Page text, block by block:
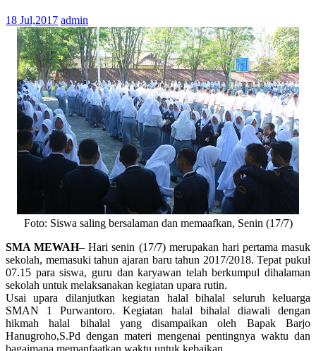
18 Jul,2017 admin
Foto: Siswa saling bersalaman dan memaafkan, Senin (17/7)
SMA MEWAH– Hari senin (17/7) merupakan hari pertama masuk
sekolah, memasuki tahun ajaran baru tahun 2017/2018. Tepat pukul
07.15 para siswa, guru dan karyawan telah berkumpul dihalaman
sekolah untuk melaksanakan kegiatan upara rutin.
Usai upara dilanjutkan kegiatan halal bihalal seluruh keluarga
SMAN 1 Purwantoro. Kegiatan halal bihalal diawali dengan
hikmah halal bihalal yang disampaikan oleh Bapak Barjo
Hanugroho,S.Pd dengan materi mengenai pentingnya waktu dan
bagaimana memanfaatkan waktu untuk kebaikan.